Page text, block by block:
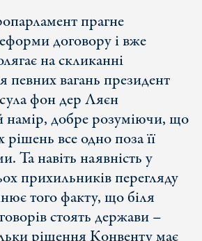
прагне
договору і вже
на скликанні
певних вагань президент
фон дер Ляєн
намір, добре розуміючи, що
рішень все одно поза її
Та навіть наявність у
прихильників перегляду
того факту, що біля
стоять держави –